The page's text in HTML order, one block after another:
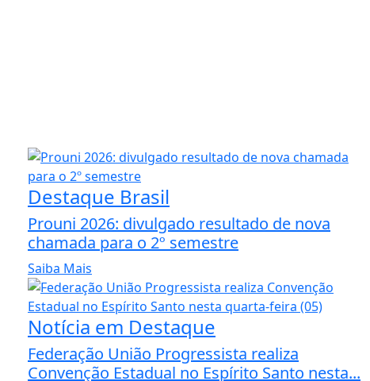
Destaque Brasil
Prouni 2026: divulgado resultado de nova
chamada para o 2º semestre
Saiba Mais
Notícia em Destaque
Federação União Progressista realiza
Convenção Estadual no Espírito Santo nesta...